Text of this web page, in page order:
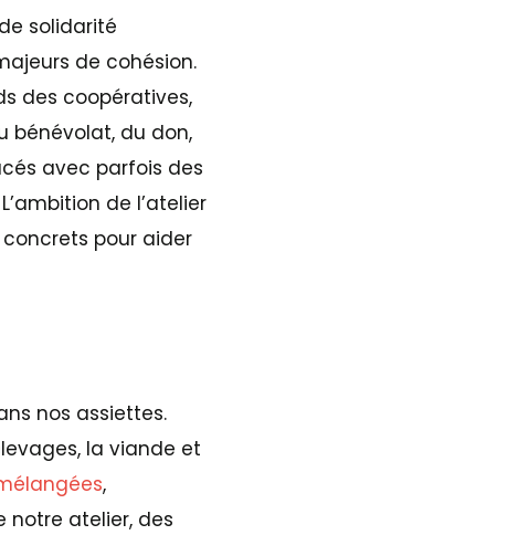
solidarité
de cohésion.
des coopératives,
bénévolat, du don,
avec parfois des
de l’atelier
pour aider
nos assiettes.
la viande et
,
notre atelier, des